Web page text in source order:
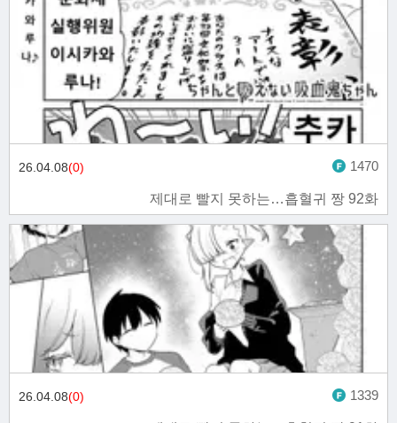
제대로 빨지 못하는…흡혈귀 짱 92화
26.04.08(0) 1470
26.04.08(0) 1339